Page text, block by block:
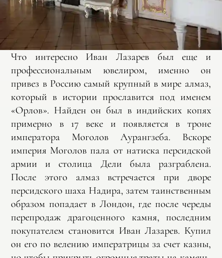
Что интересно Иван Лазарев был еще и
профессиональным ювелиром, именно он
привез в Россию самый крупный в мире алмаз,
который в истории прославится под именем
«Орлов». Найден он был в индийских копях
примерно в 17 веке и появляется в троне
императора Моголов Аурангзеба. Вскоре
империя Моголов пала от натиска персидской
армии и столица Дели была разграблена.
После этого алмаз встречается при дворе
персидского шаха Надира, затем таинственным
образом попадает в Лондон, где после череды
перепродаж драгоценного камня, последним
покупателем становится Иван Лазарев. Купил
он его по велению императрицы за счет казны,